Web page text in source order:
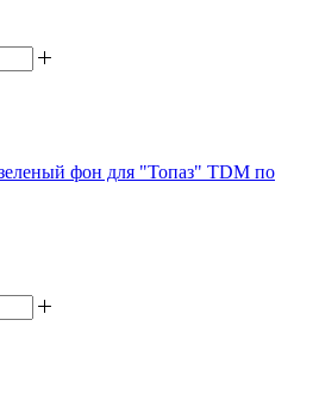
фон для "Топаз" TDM по